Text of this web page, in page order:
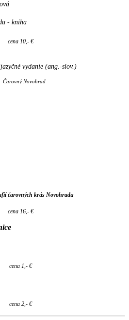
cena 10,- €
vydanie (ang.-slov.)
čarovných krás Novohradu
cena 16,- €
cena 1,- €
cena 2,- €